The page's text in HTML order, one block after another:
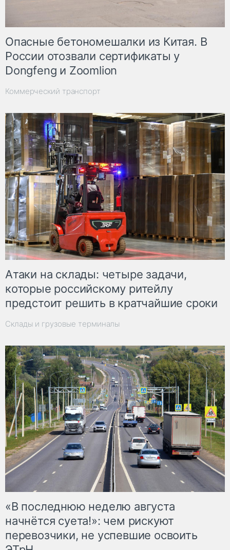
Опасные бетономешалки из Китая. В
России отозвали сертификаты у
Dongfeng и Zoomlion
Коммерческий транспорт
Атаки на склады: четыре задачи,
которые российскому ритейлу
предстоит решить в кратчайшие сроки
Склады и грузовые терминалы
«В последнюю неделю августа
начнётся суета!»: чем рискуют
перевозчики, не успевшие освоить